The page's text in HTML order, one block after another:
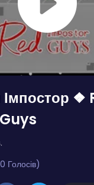
❖
Голосів)